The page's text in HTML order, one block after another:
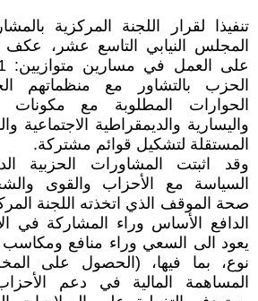
تنفيذا لقرار اللجنة المركزية
المجلس النيابي التاسع عشر،
الحوارات المطلوبة مع مكونات
واليسارية والديمقراطية الاجتماعية
المستقلة لتشكيل قوائم مشتركة.
وقد اثبتت المشاورات الحزبية
السياسة مع الأحزاب والقوى
صحة الموقف الذي اتخذته اللجنة
الدافع الأساس وراء المشاركة في
يعود الى السعي وراء منافع
نوع، بما فيها، (الحصول على
المساهمة المالية في دعم